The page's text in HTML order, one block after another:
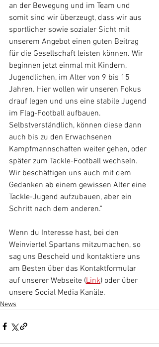
an der Bewegung und im Team und
somit sind wir überzeugt, dass wir aus
sportlicher sowie sozialer Sicht mit
unserem Angebot einen guten Beitrag
für die Gesellschaft leisten können. Wir
beginnen jetzt einmal mit Kindern,
Jugendlichen, im Alter von 9 bis 15
Jahren. Hier wollen wir unseren Fokus
drauf legen und uns eine stabile Jugend
im Flag-Football aufbauen.
Selbstverständlich, können diese dann
auch bis zu den Erwachsenen
Kampfmannschaften weiter gehen, oder
später zum Tackle-Football wechseln.
Wir beschäftigen uns auch mit dem
Gedanken ab einem gewissen Alter eine
Tackle-Jugend aufzubauen, aber ein
Schritt nach dem anderen."
Wenn du Interesse hast, bei den
Weinviertel Spartans mitzumachen, so
sag uns Bescheid und kontaktiere uns
am Besten über das Kontaktformular
auf unserer Webseite (Link) oder über
unsere Social Media Kanäle.
News